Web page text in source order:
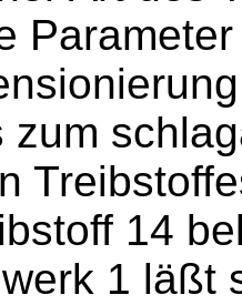
zum
14
1 läßt